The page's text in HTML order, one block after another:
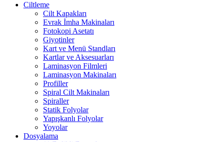
Ciltleme
Cilt Kapakları
Evrak İmha Makinaları
Fotokopi Asetatı
Giyotinler
Kart ve Menü Standları
Kartlar ve Aksesuarları
Laminasyon Filmleri
Laminasyon Makinaları
Profiller
Spiral Cilt Makinaları
Spiraller
Statik Folyolar
Yapışkanlı Folyolar
Yoyolar
Dosyalama